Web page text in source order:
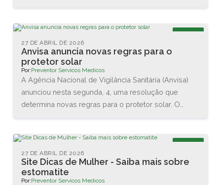
Maurício, da DCA Ergonomia, e juntos conheceram as
novas tecnologias disponíveis na área. Também
assistiram diversas palestras sobre as interações
entre o homem e o trabalho.
Anvisa anuncia novas regras para o
protetor solar
27 DE ABRIL DE 2026
Por:Preventor Servicos Medicos
A Agência Nacional de Vigilância Sanitária (Anvisa)
anunciou nesta segunda, 4, uma resolução que
determina novas regras para o protetor solar. O
mínimo do Fator de Proteção Solar (FPS), que vai
aumentar de 2 para 6, e na proteção contra os raios
UVA, que agora terá que ser de no mínimo 1/3 do
valor do FPS declarado.
Site Dicas de Mulher - Saiba mais sobre
estomatite
27 DE ABRIL DE 2026
Por:Preventor Servicos Medicos